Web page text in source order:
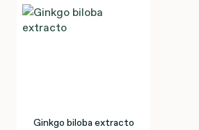
Ginkgo biloba extracto